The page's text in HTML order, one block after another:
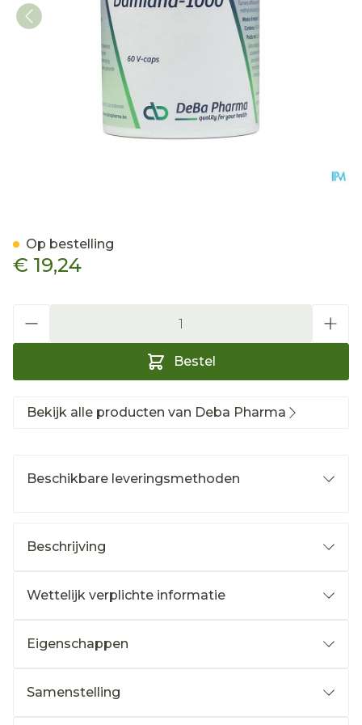
€ 19,24
Bestel
Op bestelling
Bekijk alle producten van Deba Pharma
Beschikbare leveringsmethoden
Beschrijving
Wettelijk verplichte informatie
Eigenschappen
Samenstelling